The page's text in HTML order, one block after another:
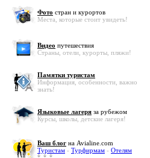
Фото стран и курортов
Места, которые стоит увидеть!
Видео путешествия
Страны, отели, курорты, пляжи!
Памятки туристам
Информация, особенности, важно
знать!
Языковые лагеря за рубежом
Курсы, школы, детские лагеря!
Ваш блог на Avialine.com
Туристам - Турфирмам - Отелям